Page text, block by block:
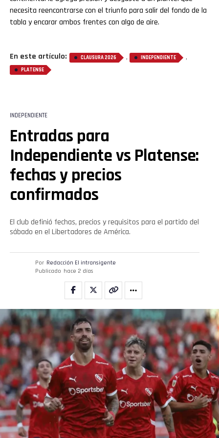
necesita reencontrarse con el triunfo para salir del fondo de la
tabla y encarar ambos frentes con algo de aire.
En este artículo: CLAUSURA 2026 , INDEPENDIENTE ,
PLATENSE
INDEPENDIENTE
Entradas para
Independiente vs Platense:
fechas y precios
confirmados
El club definió fechas, precios y requisitos para el partido del
sábado en el Libertadores de América.
Por Redacción El intransigente
Publicado hace 2 días